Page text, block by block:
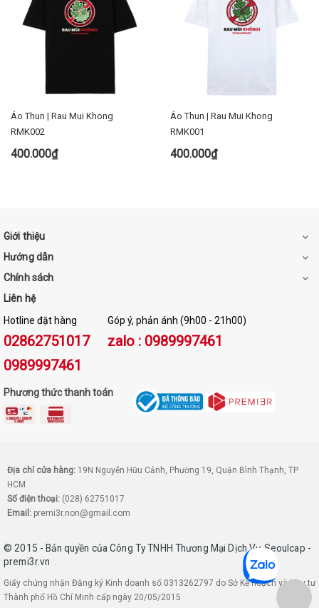
Áo Thun | Rau Mui Khong
RMK002
400.000₫
Áo Thun | Rau Mui Khong
RMK001
400.000₫
Giới thiệu
Hướng dẫn
Chính sách
Liên hệ
Hotline đặt hàng
02862751017
0989997461
Góp ý, phản ánh (9h00 - 21h00)
zalo : 0989997461
Phương thức thanh toán
Địa chỉ cửa hàng: 19N Nguyễn Hữu Cảnh, Phường 19, Quận Bình Thạnh, TP
HCM
Số điện thoại: (028) 62751017
Email: premi3r.non@gmail.com
© 2015 - Bản quyền của Công Ty TNHH Thương Mại Dịch Vụ Seoulcap -
premi3r.vn
Giấy chứng nhận Đăng ký Kinh doanh số 0313262797 do Sở Kế hoạch và Đầu tư
Thành phố Hồ Chí Minh cấp ngày 20/05/2015